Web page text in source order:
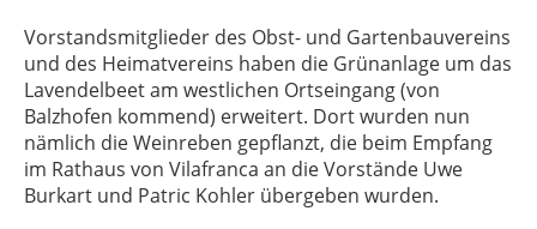
Vorstandsmitglieder des Obst- und Gartenbauvereins
und des Heimatvereins haben die Grünanlage um das
Lavendelbeet am westlichen Ortseingang (von
Balzhofen kommend) erweitert. Dort wurden nun
nämlich die Weinreben gepflanzt, die beim Empfang
im Rathaus von Vilafranca an die Vorstände Uwe
Burkart und Patric Kohler übergeben wurden.